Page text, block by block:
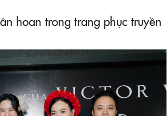
hoan trong trang phục truyền